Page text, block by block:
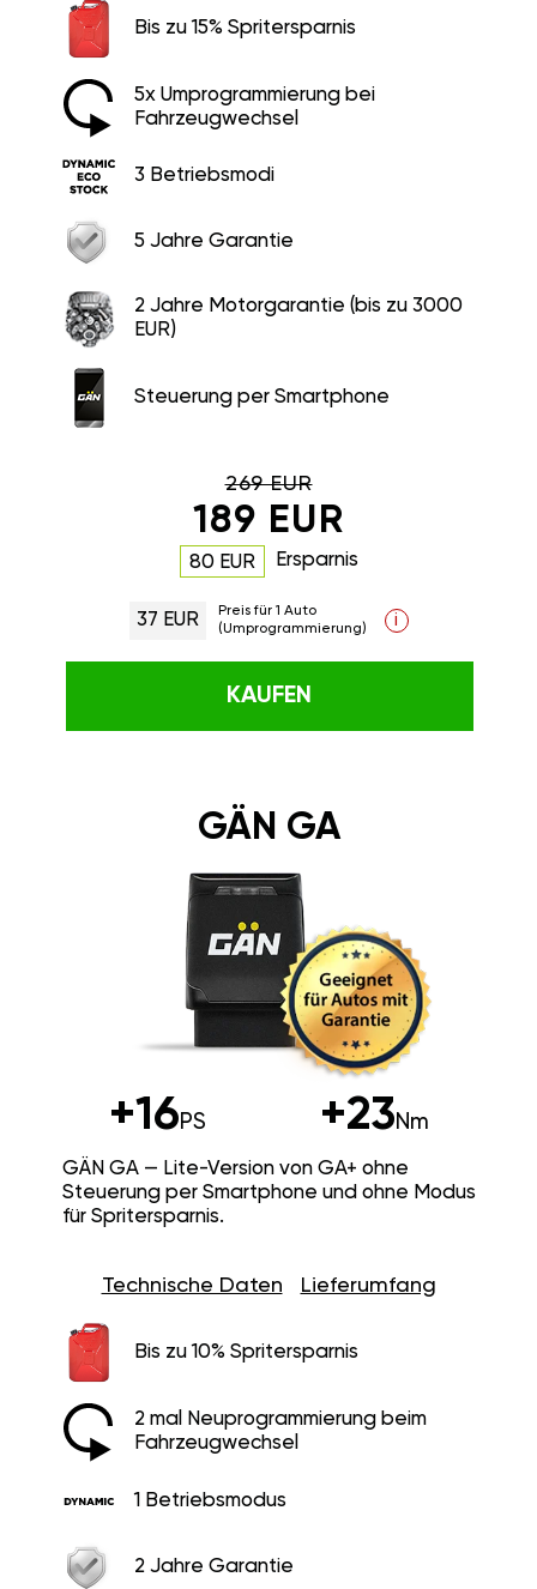
Bis zu 15% Spritersparnis
5x Umprogrammierung bei
Fahrzeugwechsel
3 Betriebsmodi
5 Jahre Garantie
2 Jahre Motorgarantie (bis zu 3000
EUR)
Steuerung per Smartphone
269 EUR
189 EUR
80 EUR Ersparnis
37 EUR
Preis für 1 Auto
(Umprogrammierung)
i
KAUFEN
GÄN GA
+16PS +23Nm
GÄN GA — Lite-Version von GA+ ohne
Steuerung per Smartphone und ohne Modus
für Spritersparnis.
Technische Daten Lieferumfang
Bis zu 10% Spritersparnis
2 mal Neuprogrammierung beim
Fahrzeugwechsel
1 Betriebsmodus
2 Jahre Garantie